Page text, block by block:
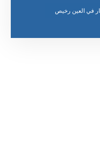
في العين رخيص